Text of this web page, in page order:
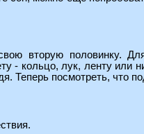
вторую половинку.
- кольцо, лук, ленту или
Теперь посмотреть, что